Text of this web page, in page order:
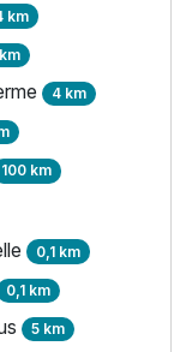
km
4 km
100 km
0,1 km
0,1 km
5 km